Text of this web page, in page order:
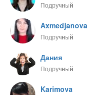
Подручный
Axmedjanova
Подручный
Дания
Подручный
Karimova